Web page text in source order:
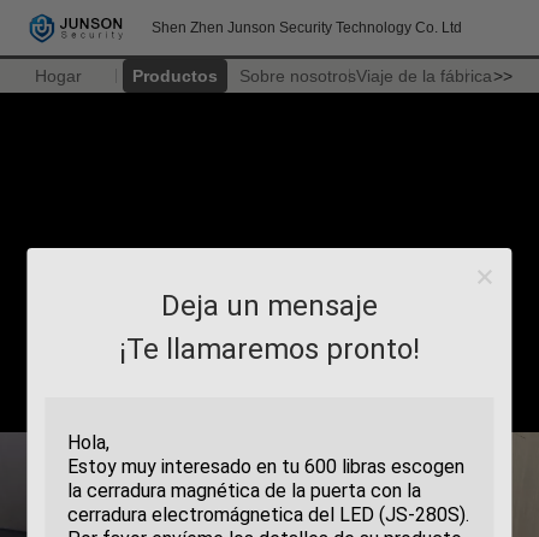
Shen Zhen Junson Security Technology Co. Ltd
Hogar Productos Sobre nosotrosViaje de la fábrica>>
Deja un mensaje
¡Te llamaremos pronto!